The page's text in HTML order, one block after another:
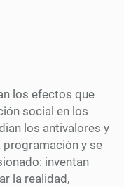
los efectos que
social en los
los antivalores y
y se
inventan
la realidad,